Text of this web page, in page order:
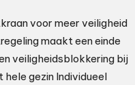
voor meer veiligheid
maakt een einde
veiligheidsblokkering bij
gezin Individueel